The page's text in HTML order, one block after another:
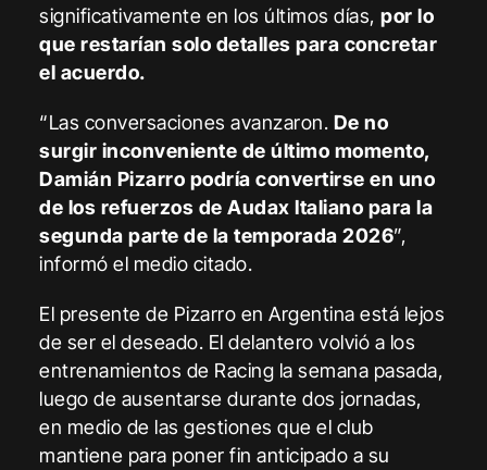
significativamente en los últimos días,por lo
que restarían solo detalles para concretar
el acuerdo.
“Las conversaciones avanzaron. De no
surgir inconveniente de último momento,
Damián Pizarro podría convertirse en uno
de los refuerzos de Audax Italiano para la
segunda parte de la temporada 2026”,
informó el medio citado.
El presente de Pizarro en Argentina está lejos
de ser el deseado. El delantero volvió a los
entrenamientos de Racing la semana pasada,
luego de ausentarse durante dos jornadas,
en medio de las gestiones que el club
mantiene para poner fin anticipado a su